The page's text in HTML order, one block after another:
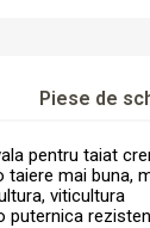
Piese de
pentru taiat
taiere mai buna,
viticultura
puternica